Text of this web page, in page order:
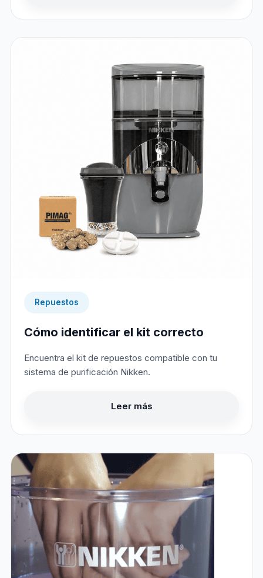
Repuestos
Cómo identificar el kit correcto
Encuentra el kit de repuestos compatible con tu
sistema de purificación Nikken.
Leer más